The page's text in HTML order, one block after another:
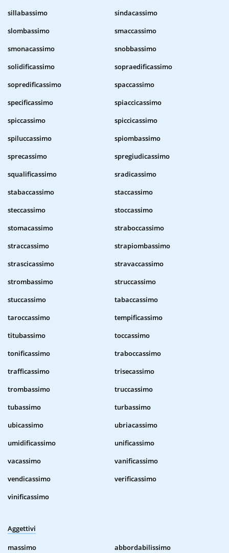
sillabassimo
sindacassimo
slombassimo
smaccassimo
smonacassimo
snobbassimo
solidificassimo
sopraedificassimo
sopredificassimo
spaccassimo
specificassimo
spiaccicassimo
spiccassimo
spiccicassimo
spiluccassimo
spiombassimo
sprecassimo
spregiudicassimo
squalificassimo
sradicassimo
stabaccassimo
staccassimo
steccassimo
stoccassimo
stomacassimo
straboccassimo
straccassimo
strapiombassimo
strascicassimo
stravaccassimo
strombassimo
struccassimo
stuccassimo
tabaccassimo
taroccassimo
tempificassimo
titubassimo
toccassimo
tonificassimo
traboccassimo
trafficassimo
trisecassimo
trombassimo
truccassimo
tubassimo
turbassimo
ubicassimo
ubriacassimo
umidificassimo
unificassimo
vacassimo
vanificassimo
vendicassimo
verificassimo
vinificassimo
Aggettivi
massimo abbordabilissimo